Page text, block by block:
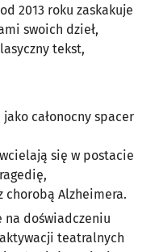
2013 roku zaskakuje
swoich dzieł,
tekst,
całonocny spacer
się w postacie
chorobą Alzheimera.
na doświadczeniu
teatralnych